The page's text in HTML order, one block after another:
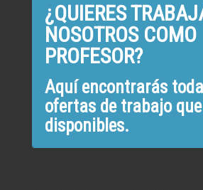
¿QUIERES
NOSOTROS COMO
PROFESOR?
Aquí encontrarás
ofertas de trabajo
disponibles.